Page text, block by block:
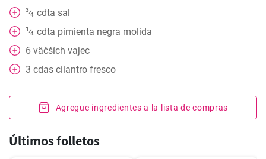
3⁄4 cdta sal
1⁄4 cdta pimienta negra molida
6 väčších vajec
3 cdas cilantro fresco
Agregue ingredientes a la lista de compras
Últimos folletos